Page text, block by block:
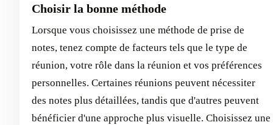
Choisir la bonne méthode
Lorsque vous choisissez une méthode de prise de
notes, tenez compte de facteurs tels que le type de
réunion, votre rôle dans la réunion et vos préférences
personnelles. Certaines réunions peuvent nécessiter
des notes plus détaillées, tandis que d'autres peuvent
bénéficier d'une approche plus visuelle. Choisissez une